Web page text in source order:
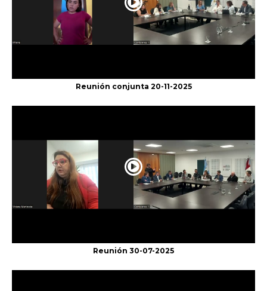
Reunión conjunta 20-11-2025
Reunión 30-07-2025